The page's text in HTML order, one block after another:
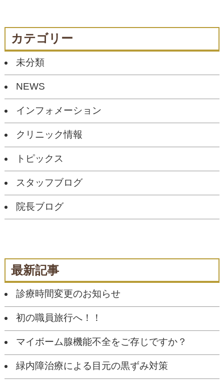
カテゴリー
未分類
NEWS
インフォメーション
クリニック情報
トピックス
スタッフブログ
院長ブログ
最新記事
診療時間変更のお知らせ
初の職員旅行へ！！
マイボーム腺機能不全をご存じですか？
緑内障治療による目元の黒ずみ対策